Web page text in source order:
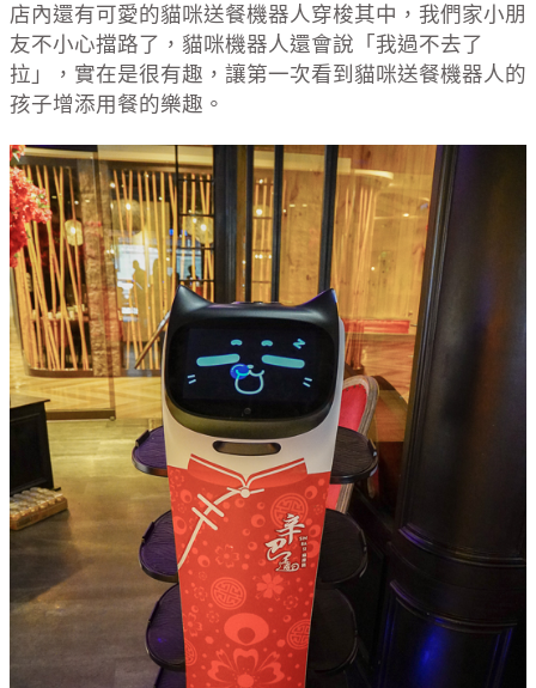
店內還有可愛的貓咪送餐機器人穿梭其中，我們家小朋
友不小心擋路了，貓咪機器人還會說「我過不去了
拉」，實在是很有趣，讓第一次看到貓咪送餐機器人的
孩子增添用餐的樂趣。